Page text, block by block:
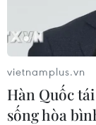
vietnamplus.vn
Hàn Quốc
sống hòa